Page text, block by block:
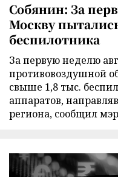
Собянин: За
Москву
беспилотника
За первую неделю
противовоздушной
свыше 1,8 тыс.
аппаратов,
региона, сообщил